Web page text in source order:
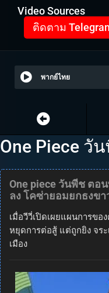
Video Sources
ติดตาม
พากย์ไทย
One Piece วั
One piece วันพีช ตอ
ลง โคซ่ายอมยกธงขา
เมื่อวีวี่เปิดเผยแผนการข
หยุดการต่อสู้ แต่ถูกยิง จระ
เมือง